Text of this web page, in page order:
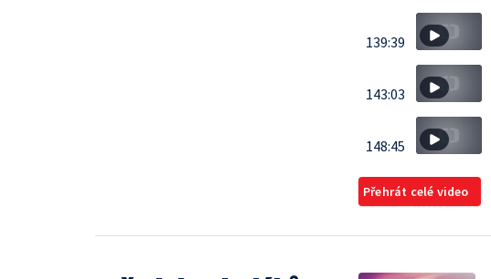
139:39
143:03
148:45
Přehrát celé video